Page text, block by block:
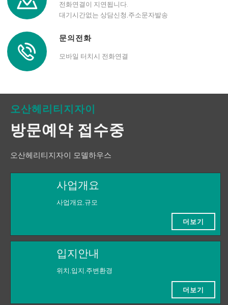
전화연결이 지연됩니다.
대기시간없는 상담신청,주소문자발송
문의전화
모바일 터치시 전화연결
오산헤리티지자이
방문예약 접수중
오산헤리티지자이 모델하우스
사업개요
사업개요,규모
더보기
입지안내
위치,입지,주변환경
더보기